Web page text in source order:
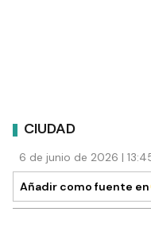
CIUDAD
6 de junio de 2026 |
Añadir como fuente en